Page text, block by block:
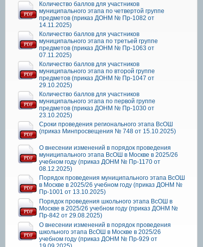
Количество баллов для участников
муниципального этапа по четвертой группе
предметов (приказ ДОНМ № Пр-1082 от
14.11.2025)
Количество баллов для участников
муниципального этапа по третьей группе
предметов (приказ ДОНМ № Пр-1063 от
07.11.2025)
Количество баллов для участников
муниципального этапа по второй группе
предметов (приказ ДОНМ № Пр-1047 от
29.10.2025)
Количество баллов для участников
муниципального этапа по первой группе
предметов (приказ ДОНМ № Пр-1030 от
23.10.2025)
Сроки проведения регионального этапа ВсОШ
(приказ Минпросвещения № 748 от 15.10.2025)
О внесении изменений в порядок проведения
муниципального этапа ВсОШ в Москве в 2025/26
учебном году (приказ ДОНМ № Пр-1170 от
08.12.2025)
Порядок проведения муниципального этапа ВсОШ
в Москве в 2025/26 учебном году (приказ ДОНМ №
Пр-1001 от 13.10.2025)
Порядок проведения школьного этапа ВсОШ в
Москве в 2025/26 учебном году (приказ ДОНМ №
Пр-842 от 29.08.2025)
О внесении изменений в порядок проведения
школьного этапа ВсОШ в Москве в 2025/26
учебном году (приказ ДОНМ № Пр-929 от